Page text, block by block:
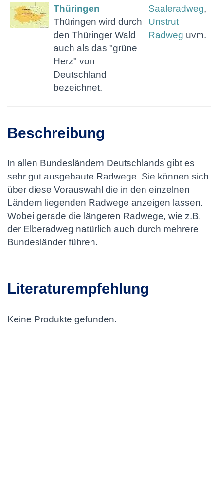
Thüringen
Thüringen wird durch
den Thüringer Wald
auch als das "grüne
Herz" von
Deutschland
bezeichnet.
Saaleradweg,
Unstrut
Radweg uvm.
Beschreibung
In allen Bundesländern Deutschlands gibt es
sehr gut ausgebaute Radwege. Sie können sich
über diese Vorauswahl die in den einzelnen
Ländern liegenden Radwege anzeigen lassen.
Wobei gerade die längeren Radwege, wie z.B.
der Elberadweg natürlich auch durch mehrere
Bundesländer führen.
Literaturempfehlung
Keine Produkte gefunden.